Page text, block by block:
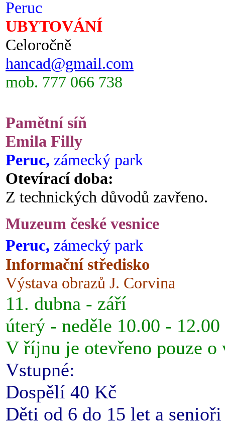
Peruc
UBYTOVÁNÍ
Celoročně
hancad@gmail.com
mob. 777 066 738
Pamětní síň
Emila Filly
Peruc, zámecký park
Otevírací doba:
Z technických důvodů zavřeno.
Muzeum české vesnice
Peruc, zámecký park
Informační středisko
Výstava obrazů J. Corvina
11. dubna - září
úterý - neděle 10.00 -
V říjnu je otevřeno pouze o
Vstupné:
Dospělí 40 Kč
Děti od 6 do 15 let a